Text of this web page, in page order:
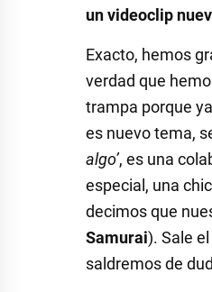
un videoclip
Exacto, hemos
verdad que
trampa porque
es nuevo tema,
algo’, es una
especial, una
decimos que
Samurai). Sale
saldremos de